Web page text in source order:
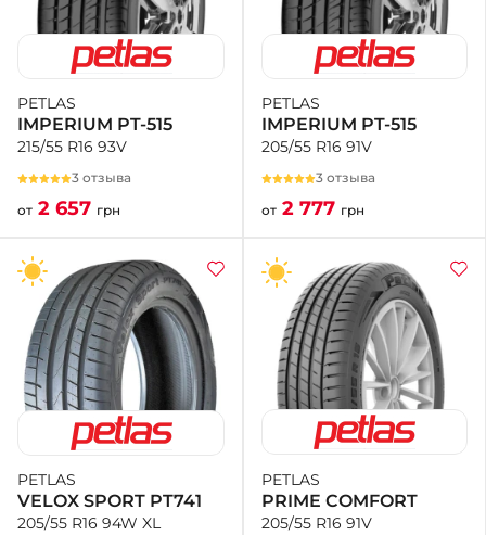
PETLAS
IMPERIUM PT-515
215/55 R16 93V
3 отзыва
от 2 657 грн
PETLAS
IMPERIUM PT-515
205/55 R16 91V
3 отзыва
от 2 777 грн
PETLAS
VELOX SPORT PT741
205/55 R16 94W XL
PETLAS
PRIME COMFORT
205/55 R16 91V